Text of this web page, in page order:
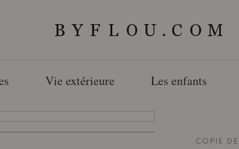
Vie extérieure Les enfants
COPIE DE